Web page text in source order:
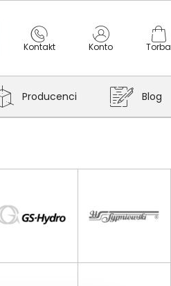
Kontakt Konto Torba
Producenci Blog